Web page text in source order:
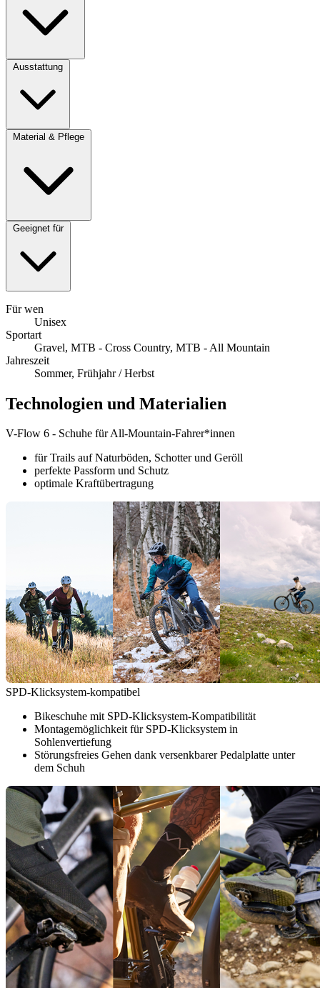
Ausstattung
Material & Pflege
Geeignet für
Für wen
Unisex
Sportart
Gravel, MTB - Cross Country, MTB - All Mountain
Jahreszeit
Sommer, Frühjahr / Herbst
Technologien und Materialien
V-Flow 6 - Schuhe für All-Mountain-Fahrer*innen
für Trails auf Naturböden, Schotter und Geröll
perfekte Passform und Schutz
optimale Kraftübertragung
SPD-Klicksystem-kompatibel
Bikeschuhe mit SPD-Klicksystem-Kompatibilität
Montagemöglichkeit für SPD-Klicksystem in
Sohlenvertiefung
Störungsfreies Gehen dank versenkbarer Pedalplatte unter
dem Schuh